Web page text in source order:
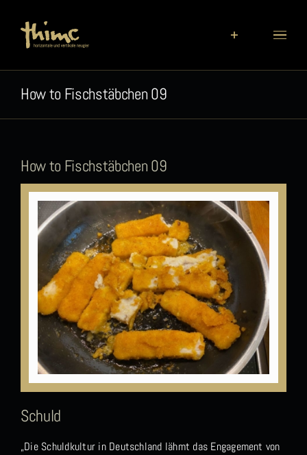
springen
How to Fischstäbchen 09
How to Fischstäbchen 09
Schuld
„Die Schuldkultur in Deutschland lähmt das Engagement von